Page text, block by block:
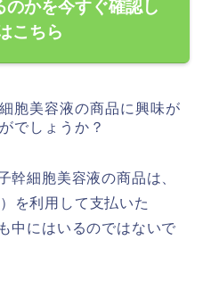
かを今すぐ確認し
こちら
胞美容液の商品に興味が
でしょうか？
幹細胞美容液の商品は、
を利用して支払いた
中にはいるのではないで